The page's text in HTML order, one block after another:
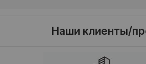
Наши клиенты/